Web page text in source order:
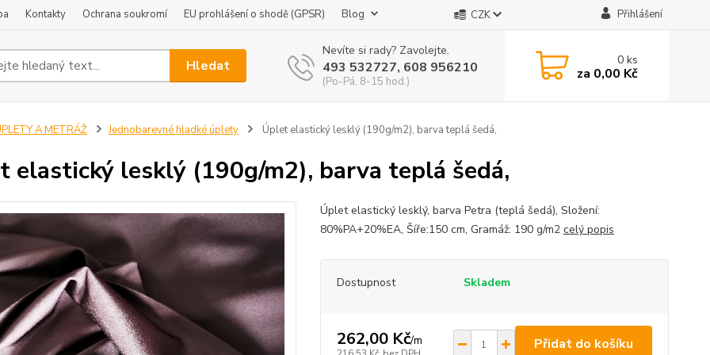
Kontakty Ochrana soukromí EU prohlášení o shodě (GPSR) Blog CZK Přihlášení
Hledat
Nevíte si rady? Zavolejte.
493 532727, 608 956210
(Po-Pá, 8-15 hod.)
0ks
za 0,00 Kč
A METRÁŽ Jednobarevné hladké úplety Úplet elastický lesklý (190g/m2), barva teplá šedá,
elastický lesklý (190g/m2), barva teplá šedá,
Úplet elastický lesklý, barva Petra (teplá šedá), Složení:
80%PA+20%EA, Šíře:150 cm, Gramáž: 190 g/m2 celý popis
Dostupnost Skladem
262,00 Kč/m Přidat do košíku